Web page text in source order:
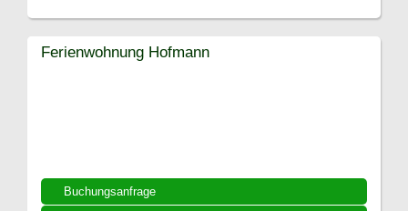
Buchungsanfrage
Ferienwohnung Hofmann